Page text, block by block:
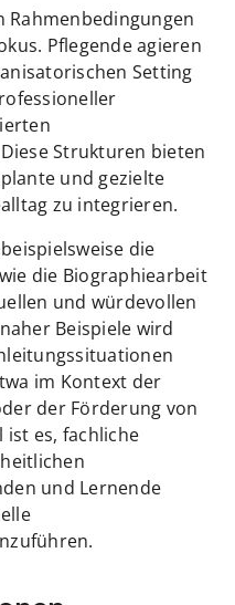
Rahmenbedingungen
Pflegende agieren
Setting
Strukturen bieten
und gezielte
zu integrieren.
die
die Biographiearbeit
und würdevollen
Beispiele wird
im Kontext der
der Förderung von
ist es, fachliche
und Lernende